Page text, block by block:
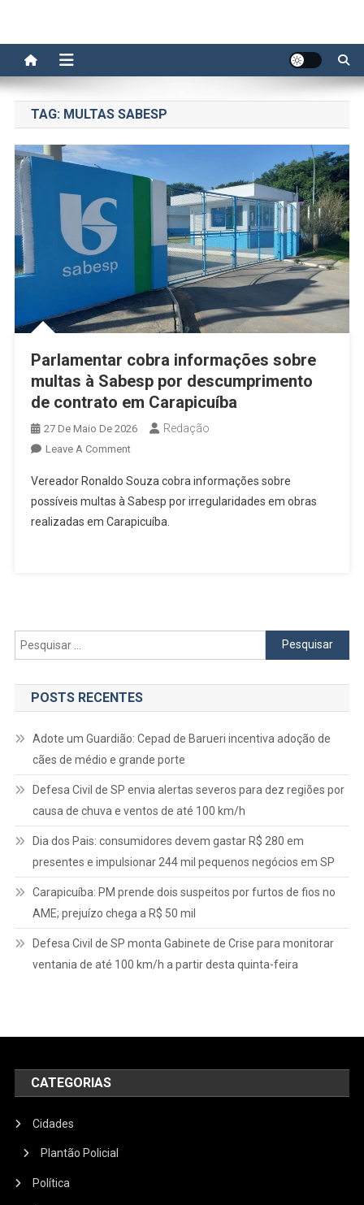
TAG: MULTAS SABESP
Parlamentar cobra informações sobre
multas à Sabesp por descumprimento
de contrato em Carapicuíba
27 De Maio De 2026 Redação
Leave A CommentOn
Cobra
Informações
Sobre
De
Carapicuíba
Vereador Ronaldo Souza cobra informações sobre
possíveis multas à Sabesp por irregularidades em obras
realizadas em Carapicuíba.
Pesquisar
por:
POSTS RECENTES
Adote um Guardião: Cepad de Barueri incentiva adoção de
cães de médio e grande porte
Defesa Civil de SP envia alertas severos para dez regiões por
causa de chuva e ventos de até 100 km/h
Dia dos Pais: consumidores devem gastar R$ 280 em
presentes e impulsionar 244 mil pequenos negócios em SP
Carapicuíba: PM prende dois suspeitos por furtos de fios no
AME; prejuízo chega a R$ 50 mil
Defesa Civil de SP monta Gabinete de Crise para monitorar
ventania de até 100 km/h a partir desta quinta-feira
CATEGORIAS
Cidades
Plantão Policial
Política